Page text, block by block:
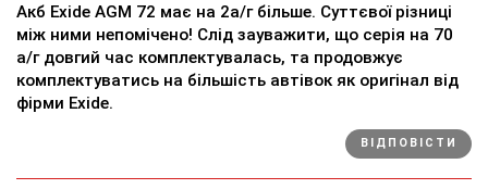
Акб Exide AGM 72 має на 2а/г більше. Суттєвої різниці
між ними непомічено! Слід зауважити, що серія на 70
а/г довгий час комплектувалась, та продовжує
комплектуватись на більшість автівок як оригінал від
фірми Exide.
ВІДПОВІСТИ